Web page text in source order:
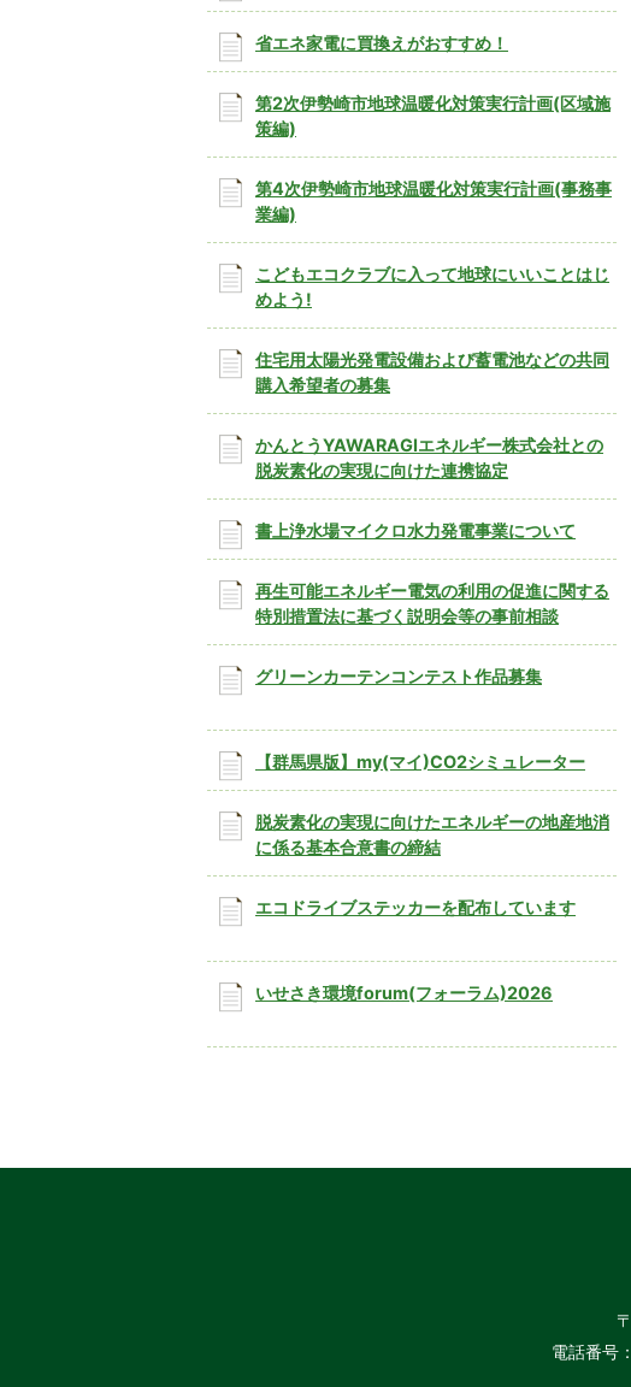
省エネ家電に買換えがおすすめ！
第2次伊勢崎市地球温暖化対策実行計画(区域施
策編)
第4次伊勢崎市地球温暖化対策実行計画(事務事
業編)
こどもエコクラブに入って地球にいいことはじ
めよう!
住宅用太陽光発電設備および蓄電池などの共同
購入希望者の募集
かんとうYAWARAGIエネルギー株式会社との
脱炭素化の実現に向けた連携協定
書上浄水場マイクロ水力発電事業について
再生可能エネルギー電気の利用の促進に関する
特別措置法に基づく説明会等の事前相談
グリーンカーテンコンテスト作品募集
【群馬県版】my(マイ)CO2シミュレーター
脱炭素化の実現に向けたエネルギーの地産地消
に係る基本合意書の締結
エコドライブステッカーを配布しています
いせさき環境forum(フォーラム)2026
電話番号